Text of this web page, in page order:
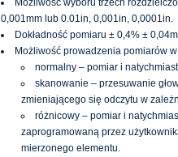
Możliwość wyboru trzech
0,001mm lub 0.01in, 0,001in, 0,0001in.
Dokładność pomiaru ± 0,4% ±
Możliwość prowadzenia pomiarów
normalny – pomiar i
skanowanie – przesuwanie
zmieniającego się odczytu w
różnicowy – pomiar i
zaprogramowaną przez
mierzonego elementu.